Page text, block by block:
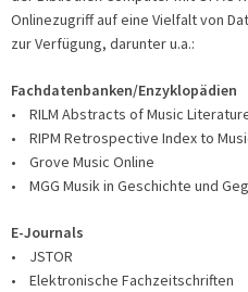
Onlinezugriff auf eine Vielfalt von
zur Verfügung, darunter u.a.:
Fachdatenbanken/Enzyklopädien
• RILM Abstracts of Music
• RIPM Retrospective Index to
• Grove Music Online
• MGG Musik in Geschichte und
E-Journals
• JSTOR
• Elektronische Fachzeitschriften